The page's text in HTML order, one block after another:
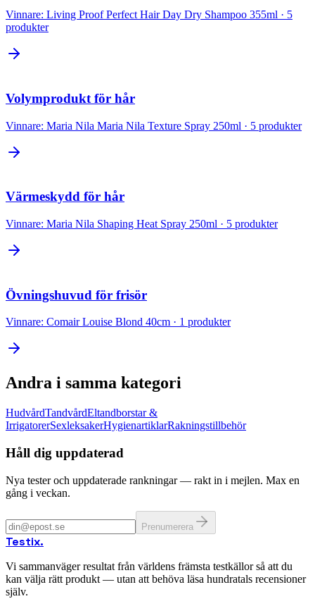
Vinnare: Living Proof Perfect Hair Day Dry Shampoo 355ml · 5
produkter
Volymprodukt för hår
Vinnare: Maria Nila Maria Nila Texture Spray 250ml · 5 produkter
Värmeskydd för hår
Vinnare: Maria Nila Shaping Heat Spray 250ml · 5 produkter
Övningshuvud för frisör
Vinnare: Comair Louise Blond 40cm · 1 produkter
Andra i samma kategori
HudvårdTandvårdEltandborstar &
IrrigatorerSexleksakerHygienartiklarRakningstillbehör
Håll dig uppdaterad
Nya tester och uppdaterade rankningar — rakt in i mejlen. Max en
gång i veckan.
Prenumerera
Testix.
Vi sammanväger resultat från världens främsta testkällor så att du
kan välja rätt produkt — utan att behöva läsa hundratals recensioner
själv.